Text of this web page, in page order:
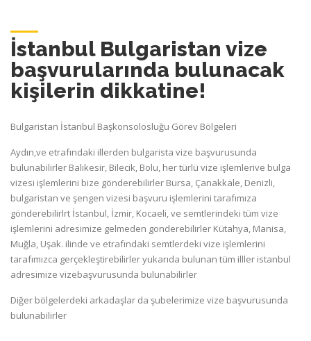
İstanbul Bulgaristan vize
başvurularında bulunacak
kişilerin dikkatine!
Bulgaristan İstanbul Başkonsolosluğu Görev Bölgeleri
Aydın,ve etrafındaki illerden bulgarista vize başvurusunda
bulunabilirler Balıkesir, Bilecik, Bolu, her türlü vize işlemlerive bulga
vizesi işlemlerini bize gönderebilirler Bursa, Çanakkale, Denizli,
bulgaristan ve şengen vizesi başvuru işlemlerini tarafımıza
gönderebilirlrt İstanbul, İzmir, Kocaeli, ve semtlerindeki tüm vize
işlemlerini adresimize gelmeden gonderebilirler Kütahya, Manisa,
Muğla, Uşak. ilinde ve etrafındaki semtlerdeki vize işlemlerini
tarafımızca gerçekleştirebilirler yukarıda bulunan tüm illler istanbul
adresimize vizebaşvurusunda bulunabilirler
Diğer bölgelerdeki arkadaşlar da şubelerimize vize başvurusunda
bulunabilirler